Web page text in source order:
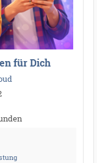
für Dich